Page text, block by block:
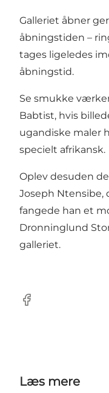
Galleriet åbner
åbningstiden –
tages ligeledes
åbningstid.
Se smukke
Babtist, hvis
ugandiske maler
specielt afrikansk.
Oplev desuden
Joseph Ntensibe,
fangede han et
Dronninglund
galleriet.
Facebook
Læs mere